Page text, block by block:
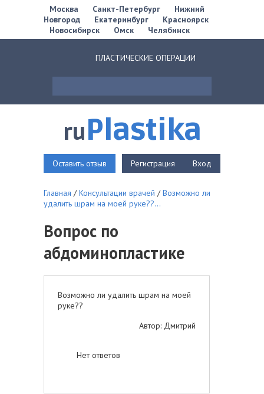
Москва Санкт-Петербург
Нижний
Новгород
Екатеринбург
Красноярск
Новосибирск
Омск Челябинск
ПЛАСТИЧЕСКИЕ ОПЕРАЦИИ
ruPlastika
Оставить отзыв Регистрация Вход
Главная /Консультации врачей /Возможно ли
удалить шрам на моей руке??...
Вопрос по
абдоминопластике
Возможно ли удалить шрам на моей
руке??
Автор: Дмитрий
Нет ответов